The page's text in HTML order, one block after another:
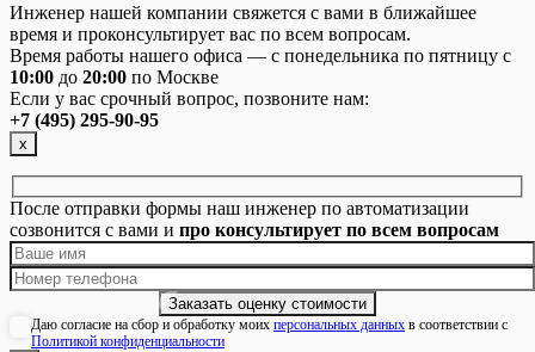
Инженер нашей компании свяжется с вами в ближайшее
время и проконсультирует вас по всем вопросам.
Время работы нашего офиса — с понедельника по пятницу с
10:00 до 20:00 по Москве
Если у вас срочный вопрос, позвоните нам:
+7 (495) 295-90-95
х
После отправки формы наш инженер по автоматизации
созвонится с вами и про консультирует по всем вопросам
Даю согласие на сбор и обработку моих персональных данных в соответствии с
Политикой конфиденциальности